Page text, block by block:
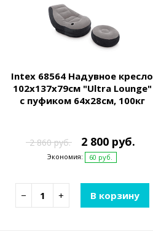
Intex 68564 Надувное кресло
102х137х79см "Ultra Lounge"
с пуфиком 64х28см, 100кг
2 860 руб. 2 800 руб.
Экономия: 60 руб.
− + В корзину